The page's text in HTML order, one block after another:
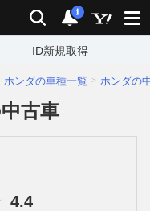
検索 通知
i
ID新規取得
ホンダの車種一覧 ホンダの
古車
4.4